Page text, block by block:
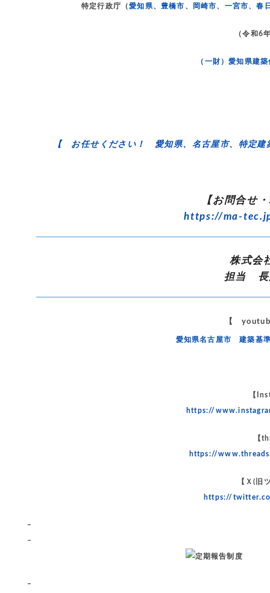
特定行政庁（愛知県、 豊橋市 、 岡崎市、 一宮市、春
（令和6
（一財）愛知県建
【 お任せください！ 愛知県、名古屋市、特定
【お問合せ
https://ma-
株式会
担当 長
【
愛知県名古屋市 建築基
【
https://
【
https://
【Ｘ(旧
https://
–
–
–